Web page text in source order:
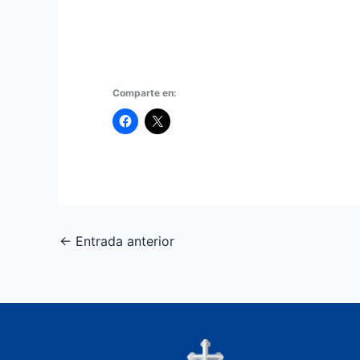
Comparte en:
← Entrada anterior